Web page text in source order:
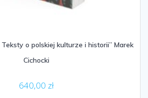
Teksty o polskiej kulturze i historii” Marek
Cichocki
640,00 zł